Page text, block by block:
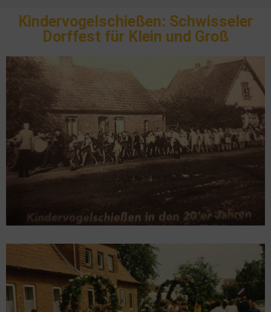
Kindervogelschießen: Schwisseler
Dorffest für Klein und Groß